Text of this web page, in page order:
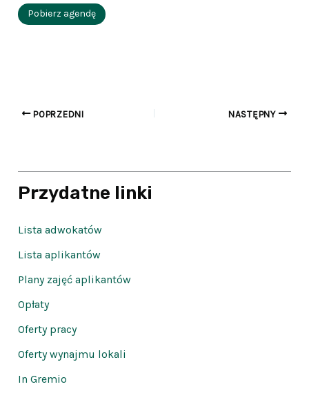
Pobierz agendę
POPRZEDNI NASTĘPNY
Przydatne linki
Lista adwokatów
Lista aplikantów
Plany zajęć aplikantów
Opłaty
Oferty pracy
Oferty wynajmu lokali
In Gremio